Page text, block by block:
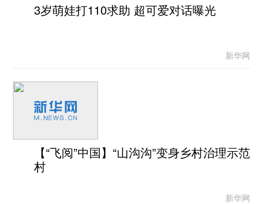
3岁萌娃打110求助 超可爱对话曝光
新华网
【“飞阅”中国】“山沟沟”变身乡村治理示范
村
新华网